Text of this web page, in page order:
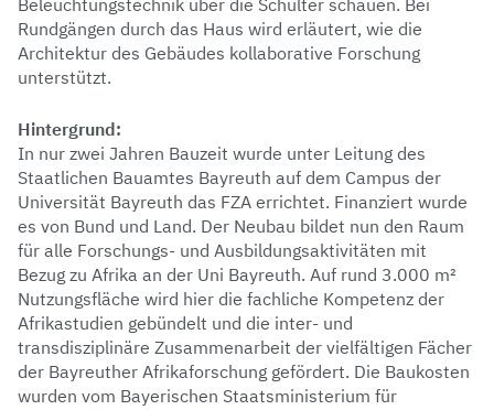
Beleuchtungstechnik über die Schulter schauen. Bei
Rundgängen durch das Haus wird erläutert, wie die
Architektur des Gebäudes kollaborative Forschung
unterstützt.
Hintergrund:
In nur zwei Jahren Bauzeit wurde unter Leitung des
Staatlichen Bauamtes Bayreuth auf dem Campus der
Universität Bayreuth das FZA errichtet. Finanziert wurde
es von Bund und Land. Der Neubau bildet nun den Raum
für alle Forschungs- und Ausbildungsaktivitäten mit
Bezug zu Afrika an der Uni Bayreuth. Auf rund 3.000 m²
Nutzungsfläche wird hier die fachliche Kompetenz der
Afrikastudien gebündelt und die inter- und
transdisziplinäre Zusammenarbeit der vielfältigen Fächer
der Bayreuther Afrikaforschung gefördert. Die Baukosten
wurden vom Bayerischen Staatsministerium für